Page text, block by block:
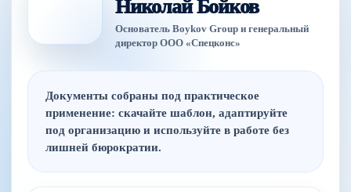
Николай Бойков
Основатель Boykov Group и генеральный
директор ООО «Спецконс»
Документы собраны под практическое
применение: скачайте шаблон, адаптируйте
под организацию и используйте в работе без
лишней бюрократии.